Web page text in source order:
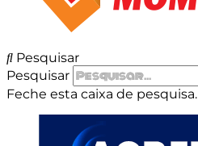
Pesquisar
Pesquisar
Feche esta caixa de pesquisa.